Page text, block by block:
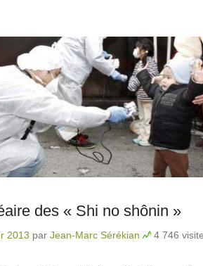
des « Shi no shônin »
2013 par Jean-Marc Sérékian 4 746